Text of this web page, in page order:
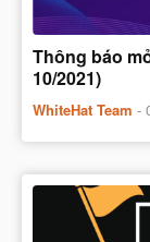
Thông báo
10/2021)
WhiteHat Team -